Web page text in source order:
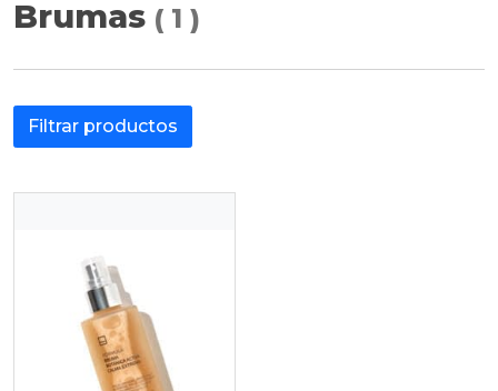
Brumas ( 1 )
Filtrar productos